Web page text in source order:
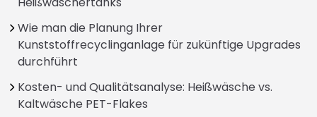
Wie man die Planung Ihrer
Kunststoffrecyclinganlage für zukünftige Upgrades
durchführt
Kosten- und Qualitätsanalyse: Heißwäsche vs.
Kaltwäsche PET-Flakes